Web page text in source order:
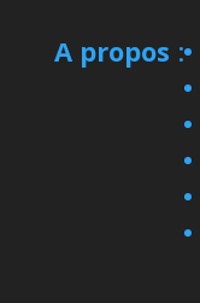
A propos :